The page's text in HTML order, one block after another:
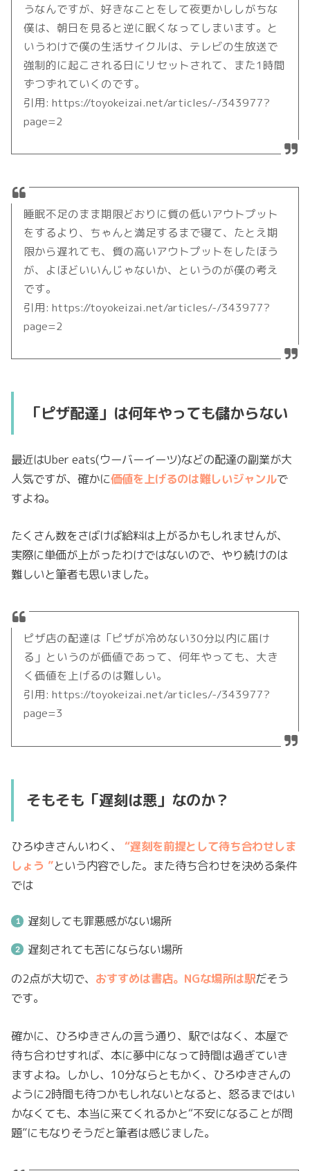
うなんですが、好きなことをして夜更かししがちな
僕は、朝日を見ると逆に眠くなってしまいます。と
いうわけで僕の生活サイクルは、テレビの生放送で
強制的に起こされる日にリセットされて、また1時間
ずつずれていくのです。
引用: https://toyokeizai.net/articles/-/343977?
page=2
睡眠不足のまま期限どおりに質の低いアウトプット
をするより、ちゃんと満足するまで寝て、たとえ期
限から遅れても、質の高いアウトプットをしたほう
が、よほどいいんじゃないか、というのが僕の考え
です。
引用: https://toyokeizai.net/articles/-/343977?
page=2
「ピザ配達」は何年やっても儲からない
最近はUber eats(ウーバーイーツ)などの配達の副業が大
人気ですが、確かに価値を上げるのは難しいジャンルで
すよね。
たくさん数をさばけば給料は上がるかもしれませんが、
実際に単価が上がったわけではないので、やり続けのは
難しいと筆者も思いました。
ピザ店の配達は「ピザが冷めない30分以内に届け
る」というのが価値であって、何年やっても、大き
く価値を上げるのは難しい。
引用: https://toyokeizai.net/articles/-/343977?
page=3
そもそも「遅刻は悪」なのか？
ひろゆきさんいわく、“遅刻を前提として待ち合わせしま
しょう ”という内容でした。また待ち合わせを決める条件
では
遅刻しても罪悪感がない場所
遅刻されても苦にならない場所
の2点が大切で、 おすすめは書店。NGな場所は駅だそう
です。
確かに、ひろゆきさんの言う通り、駅ではなく、本屋で
待ち合わせすれば、本に夢中になって時間は過ぎていき
ますよね。しかし、10分ならともかく、ひろゆきさんの
ように2時間も待つかもしれないとなると、怒るまではい
かなくても、本当に来てくれるかと“不安になることが問
題”にもなりそうだと筆者は感じました。